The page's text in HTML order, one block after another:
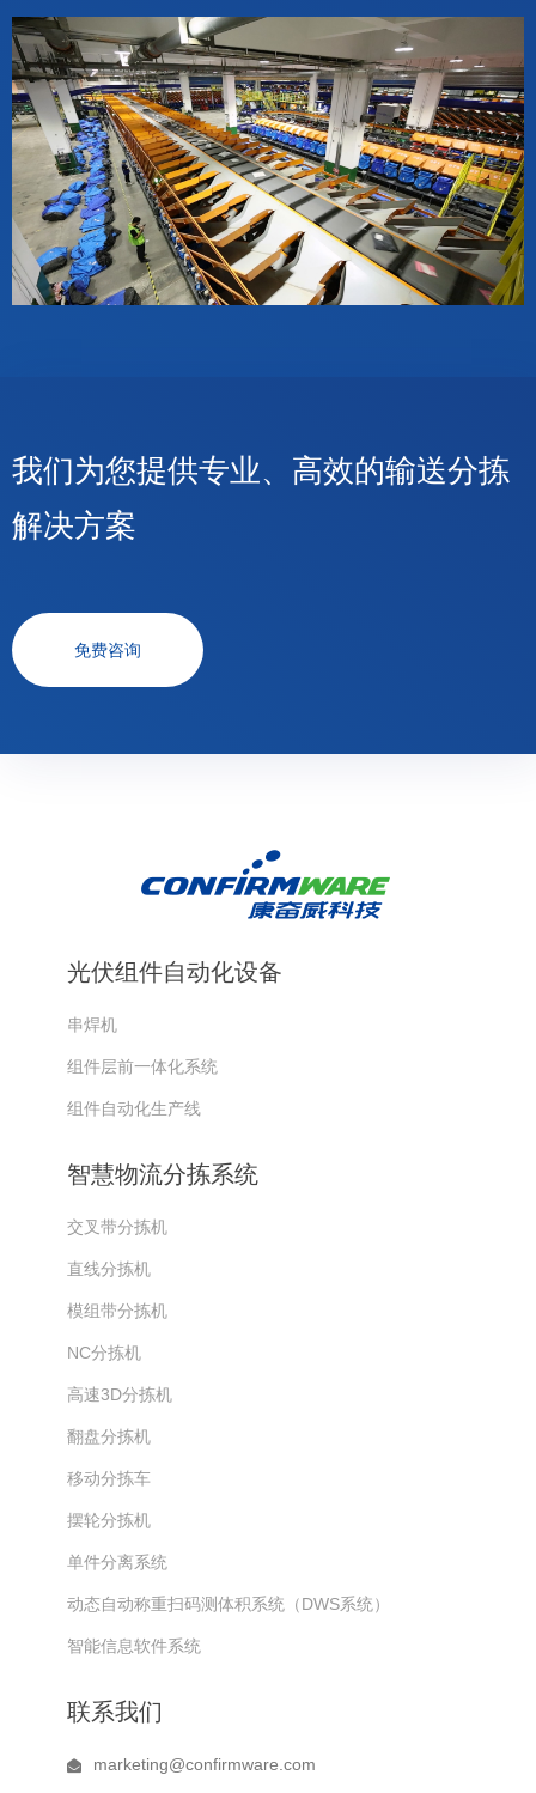
我们为您提供专业、高效的输送分拣
解决方案
免费咨询
光伏组件自动化设备
串焊机
组件层前一体化系统
组件自动化生产线
智慧物流分拣系统
交叉带分拣机
直线分拣机
模组带分拣机
NC分拣机
高速3D分拣机
翻盘分拣机
移动分拣车
摆轮分拣机
单件分离系统
动态自动称重扫码测体积系统（DWS系统）
智能信息软件系统
联系我们
marketing@confirmware.com